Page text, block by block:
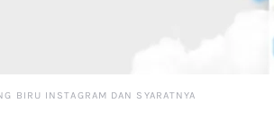
BIRU INSTAGRAM DAN SYARATNYA